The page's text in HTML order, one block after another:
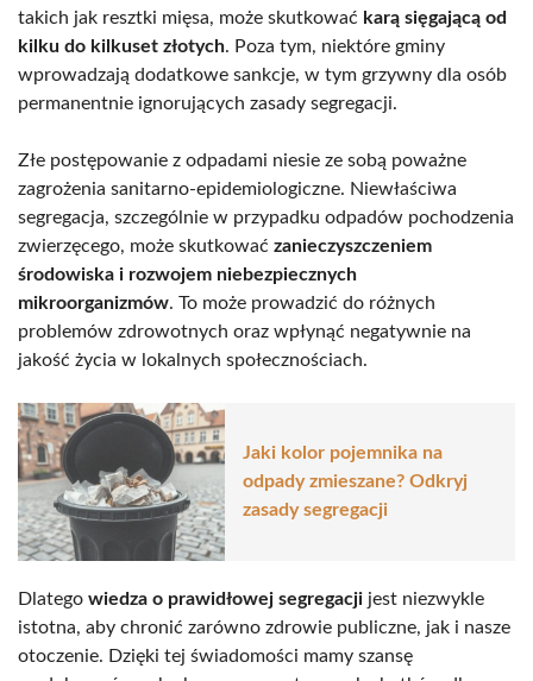
takich jak resztki mięsa, może skutkować karą sięgającą od
kilku do kilkuset złotych. Poza tym, niektóre gminy
wprowadzają dodatkowe sankcje, w tym grzywny dla osób
permanentnie ignorujących zasady segregacji.
Złe postępowanie z odpadami niesie ze sobą poważne
zagrożenia sanitarno-epidemiologiczne. Niewłaściwa
segregacja, szczególnie w przypadku odpadów pochodzenia
zwierzęcego, może skutkować zanieczyszczeniem
środowiska i rozwojem niebezpiecznych
mikroorganizmów. To może prowadzić do różnych
problemów zdrowotnych oraz wpłynąć negatywnie na
jakość życia w lokalnych społecznościach.
Jaki kolor pojemnika na
odpady zmieszane? Odkryj
zasady segregacji
Dlatego wiedza o prawidłowej segregacji jest niezwykle
istotna, aby chronić zarówno zdrowie publiczne, jak i nasze
otoczenie. Dzięki tej świadomości mamy szansę